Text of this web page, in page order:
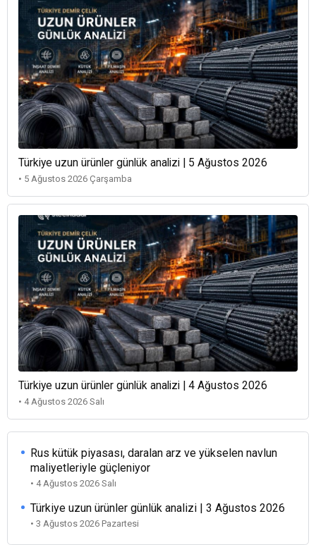
Türkiye uzun ürünler günlük analizi | 5 Ağustos 2026
• 5 Ağustos 2026 Çarşamba
Türkiye uzun ürünler günlük analizi | 4 Ağustos 2026
• 4 Ağustos 2026 Salı
Rus kütük piyasası, daralan arz ve yükselen navlun
maliyetleriyle güçleniyor
• 4 Ağustos 2026 Salı
Türkiye uzun ürünler günlük analizi | 3 Ağustos 2026
• 3 Ağustos 2026 Pazartesi